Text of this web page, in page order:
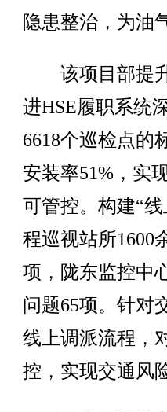
隐患整治，为油
该项目部提升
进HSE履职系统
6618个巡检点的
安装率51%，实
可管控。构建“
程巡视站所1600
项，陇东监控中
问题65项。针对
线上调派流程，
控，实现交通风